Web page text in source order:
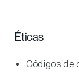
Éticas
Códigos de